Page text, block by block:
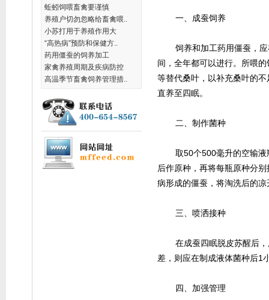
蚯蚓饲喂畜禽要谨慎
养殖户切勿忽略给畜禽喂..
小苏打用于养殖作用大
“高热病”预防和保健方..
药用僵蚕的饲养加工
家禽养殖周期及疾病防控
高温季节畜禽饲养管理措..
一、成蚕饲养
饲养和加工药用僵蚕，应
间，全年都可以进行。所喂
等替代桑叶，以补充桑叶的
直养至四眠。
二、制作菌种
取50个500毫升的空输液瓶
后作原种，再将每瓶原种分
病形成的僵蚕，将淘洗后的
三、喷洒接种
在成蚕四眠脱皮苏醒后，
差，则应在制成液体菌种后1
四、加强管理